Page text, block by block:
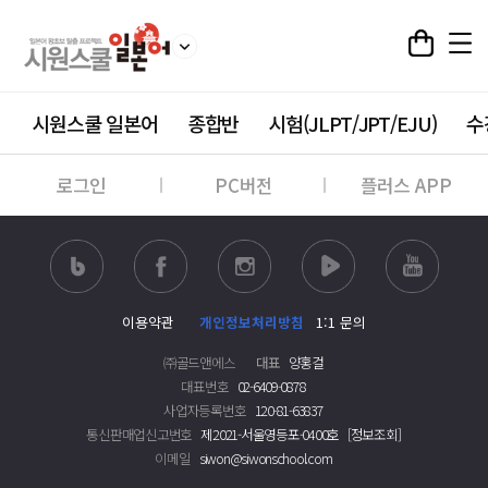
시원스쿨 일본어 종합반 시험(JLPT/JPT/EJU)
로그인 PC버전 플러스 APP
이용약관 개인정보처리방침
1:1 문의
㈜골드앤에스
대표 양홍걸
대표번호 02-6409-0878
사업자등록번호 120-81-63837
통신판매업신고번호 제2021-서울영등포-0400호 [정보조회]
이메일 siwon@siwonschool.com